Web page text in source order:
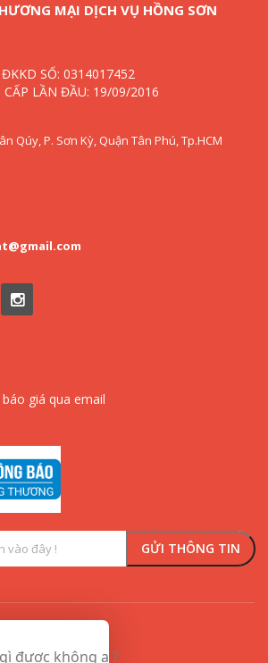
MẠI DỊCH VỤ HỒNG SƠN
SỐ: 0314017452
LẦN ĐẦU: 19/09/2016
Qúy, P. Sơn Kỳ, Quận Tân Phú, Tp.HCM
giá qua email
được không ạ ?